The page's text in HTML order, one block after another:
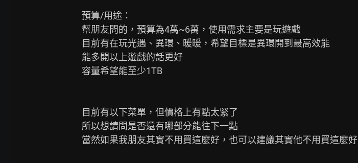
預算/用途：
幫朋友問的，預算為4萬~6萬，使用需求主要是玩遊戲
目前有在玩光遇、異環、暖暖，希望目標是異環開到最高效能
能多開以上遊戲的話更好
容量希望能至少1TB
目前有以下菜單，但價格上有點太緊了
所以想請問是否還有哪部分能往下一點
當然如果我朋友其實不用買這麼好，也可以建議其實他不用買這麼好